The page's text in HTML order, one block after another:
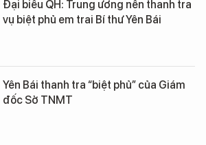
Đại biểu QH: Trung ương nên thanh tra
vụ biệt phủ em trai Bí thư Yên Bái
Yên Bái thanh tra “biệt phủ” của Giám
đốc Sở TNMT